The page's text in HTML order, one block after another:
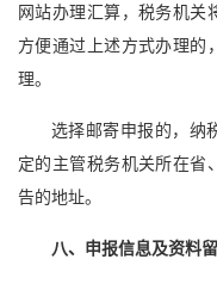
网站办理汇算，税务机关
方便通过上述方式办理的
理。
选择邮寄申报的，纳
定的主管税务机关所在省
告的地址。
八、申报信息及资料